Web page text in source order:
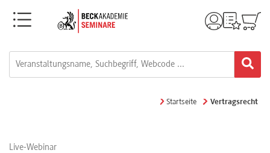
Menü
Startseite Vertragsrecht
Live-Webinar